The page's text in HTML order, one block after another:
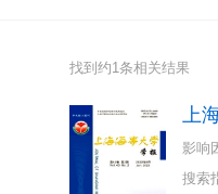
找到约1条相关结果
上
影响
搜索